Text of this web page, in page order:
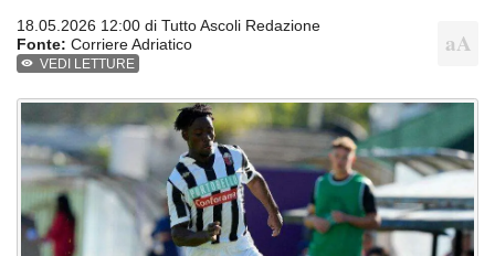
18.05.2026 12:00 di Tutto Ascoli Redazione
Fonte: Corriere Adriatico
VEDI LETTURE